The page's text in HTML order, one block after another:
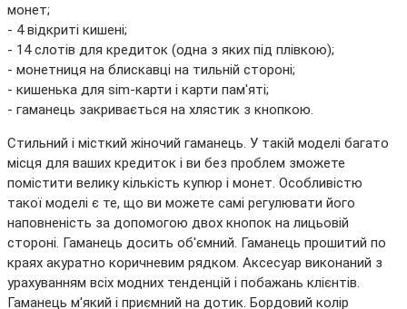
монет;
- 4 відкриті кишені;
- 14 слотів для кредиток (одна з яких під плівкою);
- монетниця на блискавці на тильній стороні;
- кишенька для sim-карти і карти пам'яті;
- гаманець закривається на хлястик з кнопкою.
Стильний і місткий жіночий гаманець. У такій моделі багато
місця для ваших кредиток і ви без проблем зможете
помістити велику кількість купюр і монет. Особливістю
такої моделі є те, що ви можете самі регулювати його
наповненість за допомогою двох кнопок на лицьовій
стороні. Гаманець досить об'ємний. Гаманець прошитий по
краях акуратно коричневим рядком. Аксесуар виконаний з
урахуванням всіх модних тенденцій і побажань клієнтів.
Гаманець м'який і приємний на дотик. Бордовий колір